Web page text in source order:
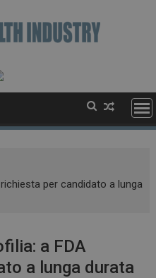
per candidato a lunga
a FDA
a lunga durata